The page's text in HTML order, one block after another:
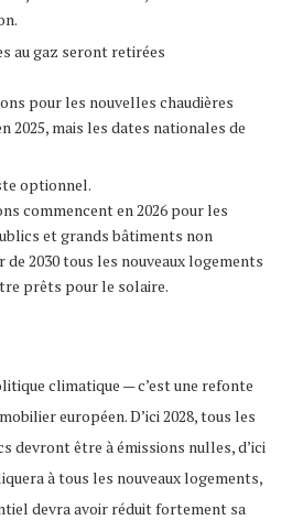
au gaz seront retirées
pour les nouvelles chaudières
2025, mais les dates nationales de
optionnel.
commencent en 2026 pour les
et grands bâtiments non
2030 tous les nouveaux logements
prêts pour le solaire.
climatique — c’est une refonte
européen. D’ici 2028, tous les
devront être à émissions nulles, d’ici
à tous les nouveaux logements,
devra avoir réduit fortement sa